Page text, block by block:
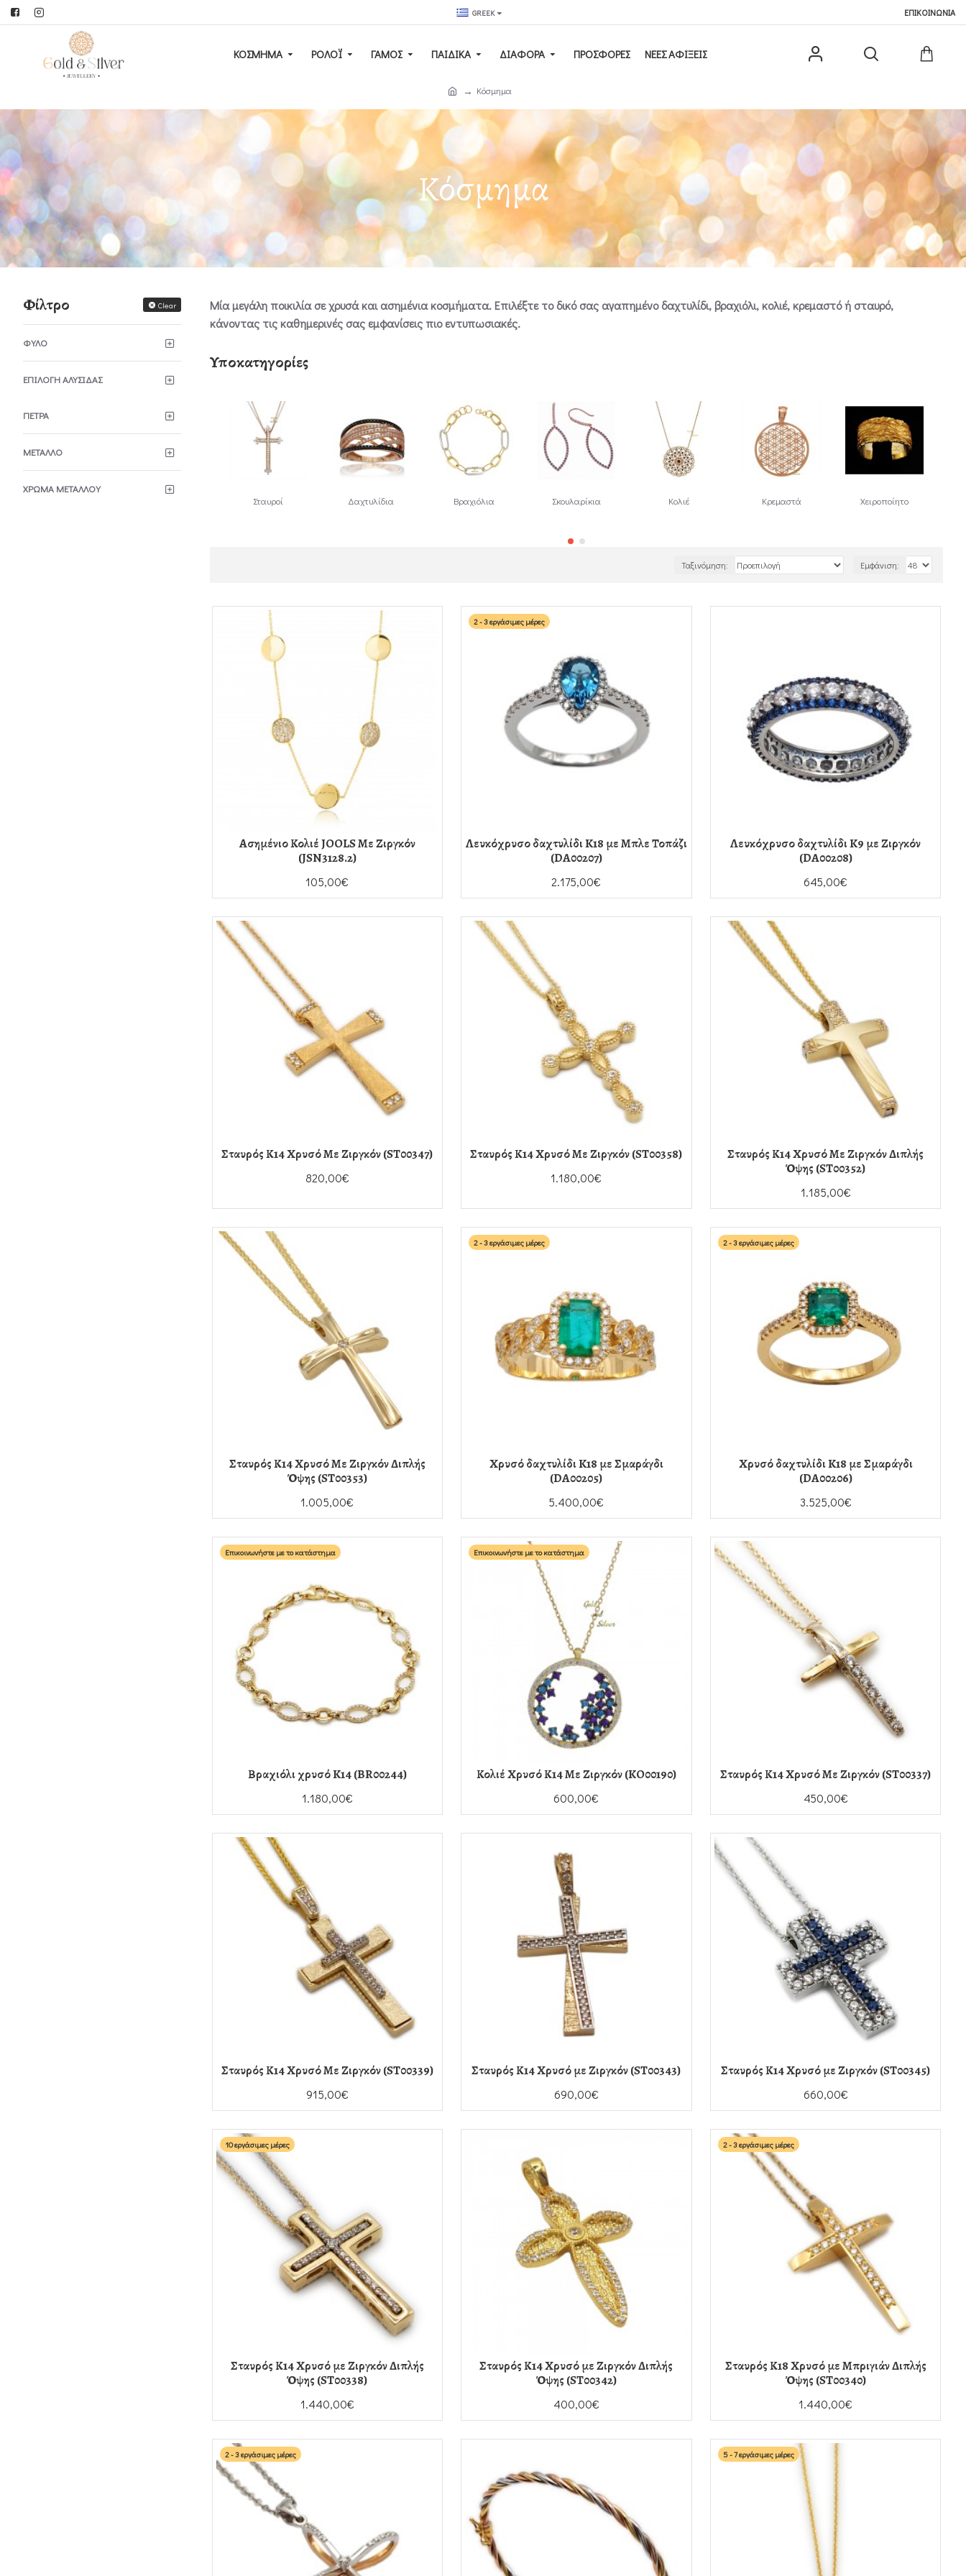
GREEK ΕΠΙΚΟΙΝΩΝΙΑ
ΚΟΣΜΗΜΑ ΡΟΛΌΙ ΓΆΜΟΣ ΠΑΙΔΙΚΆ ΔΙΑΦΟΡΑ ΠΡΟΣΦΟΡΕΣ ΝΕΕΣ ΑΦΙΞΕΙΣ
Κόσμημα
Κόσμημα
Φίλτρο Clear
ΠΈΤΡΑ
ΦΎΛΟ
ΜΈΤΑΛΛΟ
ΧΡΏΜΑ ΜΕΤΆΛΛΟΥ
ΕΠΙΛΟΓΉ ΑΛΥΣΊΔΑΣ
Μία μεγάλη ποικιλία σε χρυσά και ασημένια κοσμήματα. Επιλέξτε το δικό σας αγαπημένο δαχτυλίδι, βραχιόλι, κολιέ, κρεμαστό ή σταυρό,
κάνοντας τις καθημερινές σας εμφανίσεις πιο εντυπωσιακές.
Υποκατηγορίες
Σταυροί Δαχτυλίδια Βραχιόλια Σκουλαρίκια Κολιέ Κρεμαστά Χειροποίητο
Ταξινόμηση: Εμφάνιση:
Ασημένιο Κολιέ JOOLS Με Ζιργκόν
(JSN3128.2)
105,00€
2 - 3 εργάσιμες μέρες
Λευκόχρυσο δαχτυλίδι K18 με Μπλε Τοπάζι
(DA00207)
2.175,00€
Λευκόχρυσο δαχτυλίδι K9 με Ζιργκόν
(DA00208)
645,00€
Σταυρός Κ14 Χρυσό Με Ζιργκόν (ST00347)
820,00€
Σταυρός Κ14 Χρυσό Με Ζιργκόν (ST00358)
1.180,00€
Σταυρός Κ14 Χρυσό Με Ζιργκόν Διπλής
Όψης (ST00352)
1.185,00€
Σταυρός Κ14 Χρυσό Με Ζιργκόν Διπλής
Όψης (ST00353)
1.005,00€
2 - 3 εργάσιμες μέρες
Χρυσό δαχτυλίδι K18 με Σμαράγδι
(DA00205)
5.400,00€
2 - 3 εργάσιμες μέρες
Χρυσό δαχτυλίδι K18 με Σμαράγδι
(DA00206)
3.525,00€
Επικοινωνήστε με το κατάστημα
Βραχιόλι χρυσό K14 (BR00244)
1.180,00€
Επικοινωνήστε με το κατάστημα
Κολιέ Χρυσό Κ14 Με Ζιργκόν (KO00190)
600,00€
Σταυρός Κ14 Χρυσό Με Ζιργκόν (ST00337)
450,00€
Σταυρός Κ14 Χρυσό Με Ζιργκόν (ST00339)
915,00€
Σταυρός Κ14 Χρυσό με Ζιργκόν (ST00343)
690,00€
Σταυρός Κ14 Χρυσό με Ζιργκόν (ST00345)
660,00€
10 εργάσιμες μέρες
Σταυρός Κ14 Χρυσό με Ζιργκόν Διπλής
Όψης (ST00338)
1.440,00€
Σταυρός Κ14 Χρυσό με Ζιργκόν Διπλής
Όψης (ST00342)
400,00€
2 - 3 εργάσιμες μέρες
Σταυρός Κ18 Χρυσό με Μπριγιάν Διπλής
Όψης (ST00340)
1.440,00€
2 - 3 εργάσιμες μέρες 5 - 7 εργάσιμες μέρες